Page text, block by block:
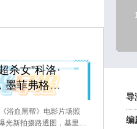
杀女”科洛·
墨菲弗格森
》电影片
浴血黑帮》电影片场照
光新拍摄路透图，基里安·
导
编